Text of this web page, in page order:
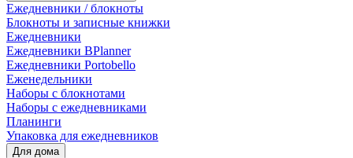
Ежедневники / блокноты
Блокноты и записные книжки
Ежедневники
Ежедневники BPlanner
Ежедневники Portobello
Еженедельники
Наборы с блокнотами
Наборы с ежедневниками
Планинги
Упаковка для ежедневников
Для дома